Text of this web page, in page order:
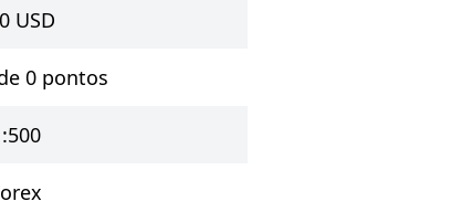
USD
0 pontos